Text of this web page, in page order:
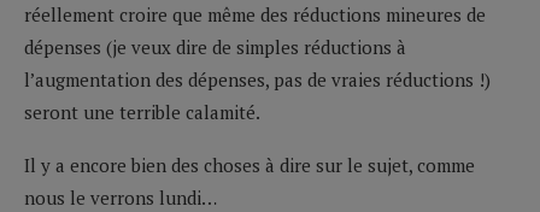
réellement croire que même des réductions mineures de
dépenses (je veux dire de simples réductions à
l’augmentation des dépenses, pas de vraies réductions !)
seront une terrible calamité.
Il y a encore bien des choses à dire sur le sujet, comme
nous le verrons lundi…